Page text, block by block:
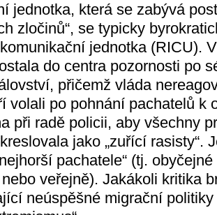
jednotka, která se zabývá
zločinů“, se typicky
jednotka (RICU).
do centra pozornosti po
přičemž vláda
volali po pohnání pachatelů k
při radě policii, aby všechny
jako „zuřící rasisty“.
pachatele“ (tj.
veřejně). Jakákoli kritika
neúspěšné migrační